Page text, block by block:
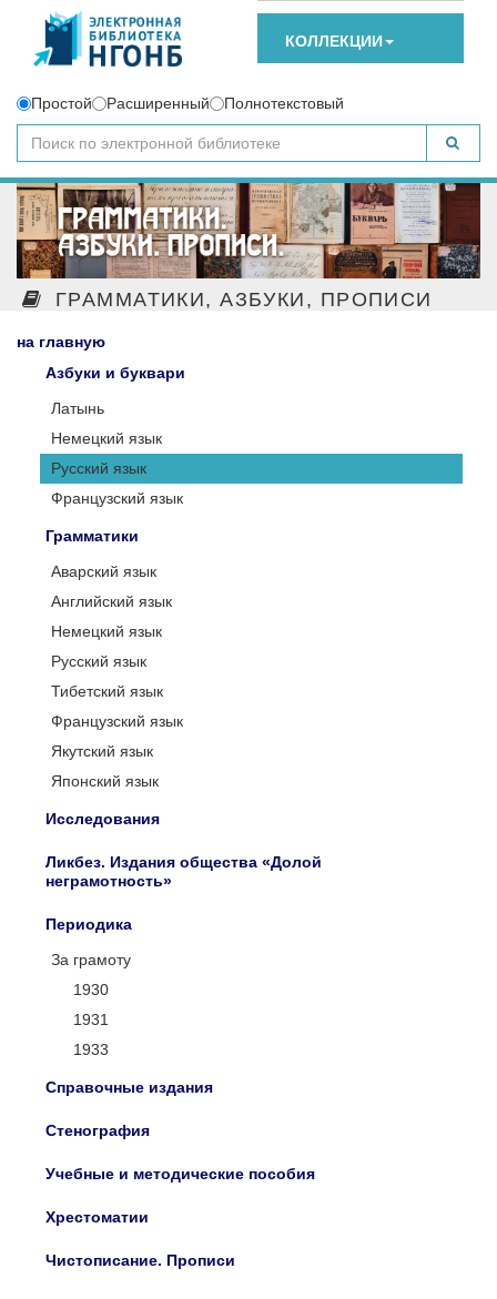
КОЛЛЕКЦИИ
Простой Расширенный Полнотекстовый
ГРАММАТИКИ, АЗБУКИ, ПРОПИСИ
на главную
Азбуки и буквари
Латынь
Немецкий язык
Русский язык
Французский язык
Грамматики
Аварский язык
Английский язык
Немецкий язык
Русский язык
Тибетский язык
Французский язык
Якутский язык
Японский язык
Исследования
Ликбез. Издания общества «Долой
неграмотность»
Периодика
За грамоту
1930
1931
1933
Справочные издания
Стенография
Учебные и методические пособия
Хрестоматии
Чистописание. Прописи